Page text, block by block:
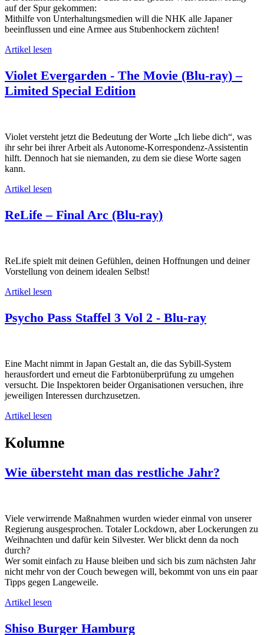
auf der Spur gekommen:
Mithilfe von Unterhaltungsmedien will die NHK alle Japaner
beeinflussen und eine Armee aus Stubenhockern züchten!
Artikel lesen
Violet Evergarden - The Movie (Blu-ray) –
Limited Special Edition
Violet versteht jetzt die Bedeutung der Worte „Ich liebe dich“, was
ihr sehr bei ihrer Arbeit als Autonome-Korrespondenz-Assistentin
hilft. Dennoch hat sie niemanden, zu dem sie diese Worte sagen
kann.
Artikel lesen
ReLife – Final Arc (Blu-ray)
ReLife spielt mit deinen Gefühlen, deinen Hoffnungen und deiner
Vorstellung von deinem idealen Selbst!
Artikel lesen
Psycho Pass Staffel 3 Vol 2 - Blu-ray
Eine Macht nimmt in Japan Gestalt an, die das Sybill-System
herausfordert und erneut die Farbtonüberprüfung zu umgehen
versucht. Die Inspektoren beider Organisationen versuchen, ihre
jeweiligen Interessen durchzusetzen.
Artikel lesen
Kolumne
Wie übersteht man das restliche Jahr?
Viele verwirrende Maßnahmen wurden wieder einmal von unserer
Regierung ausgesprochen. Totaler Lockdown, aber Lockerungen zu
Weihnachten und dafür kein Silvester. Wer blickt denn da noch
durch?
Wer somit einfach zu Hause bleiben und sich bis zum nächsten Jahr
nicht mehr von der Couch bewegen will, bekommt von uns ein paar
Tipps gegen Langeweile.
Artikel lesen
Shiso Burger Hamburg